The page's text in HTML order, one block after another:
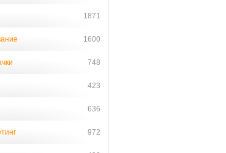
1871
1600
748
423
636
972